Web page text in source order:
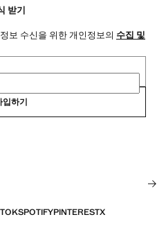
받기
보 수신을 위한 개인정보의 수집 및
입하기
SPOTIFYPINTERESTX